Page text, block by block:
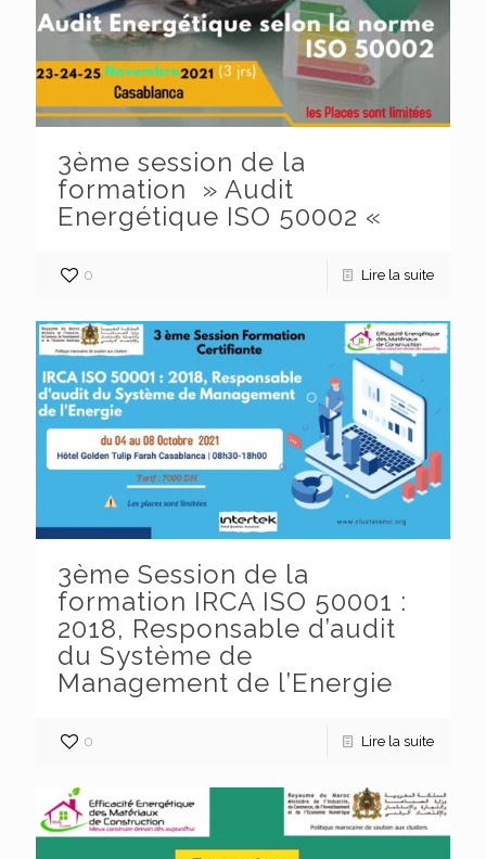
3ème session de la
formation » Audit
Energétique ISO 50002 «
0 Lire la suite
3ème Session de la
formation IRCA ISO 50001 :
2018, Responsable d’audit
du Système de
Management de l’Energie
0 Lire la suite